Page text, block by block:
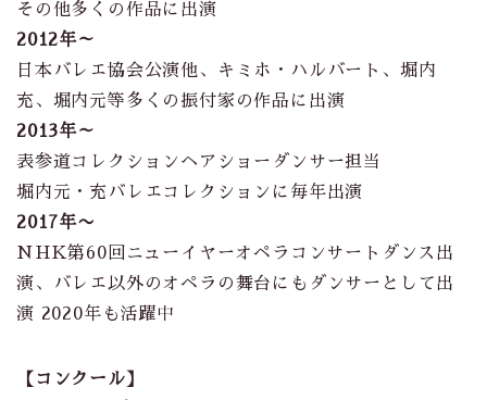
その他多くの作品に出演
2012年～
日本バレエ協会公演他、キミホ・ハルバート、堀内
充、堀内元等多くの振付家の作品に出演
2013年～
表参道コレクションヘアショーダンサー担当
堀内元・充バレエコレクションに毎年出演
2017年〜
NHK第60回ニューイヤーオペラコンサートダンス出
演、バレエ以外のオペラの舞台にもダンサーとして出
演 2020年も活躍中
【コンクール】